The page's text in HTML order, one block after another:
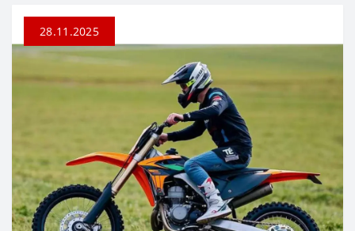
28.11.2025